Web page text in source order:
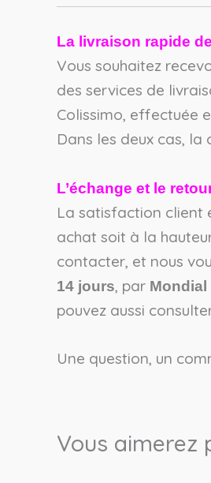
La livraison rapide
Vous souhaitez
des services de
Colissimo, effectuée
Dans les deux cas, la
L’échange et le
La satisfaction client
achat soit à la
contacter, et nous
14 jours, par
pouvez aussi
Une question, un
Vous aimerez